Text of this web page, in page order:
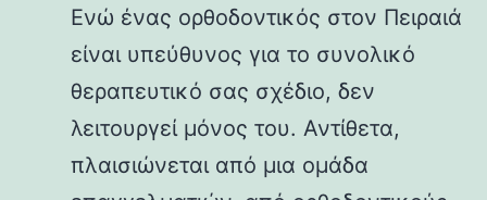
Ενώ ένας ορθοδοντικός στον Πειραιά
είναι υπεύθυνος για το συνολικό
θεραπευτικό σας σχέδιο, δεν
λειτουργεί μόνος του. Αντίθετα,
πλαισιώνεται από μια ομάδα